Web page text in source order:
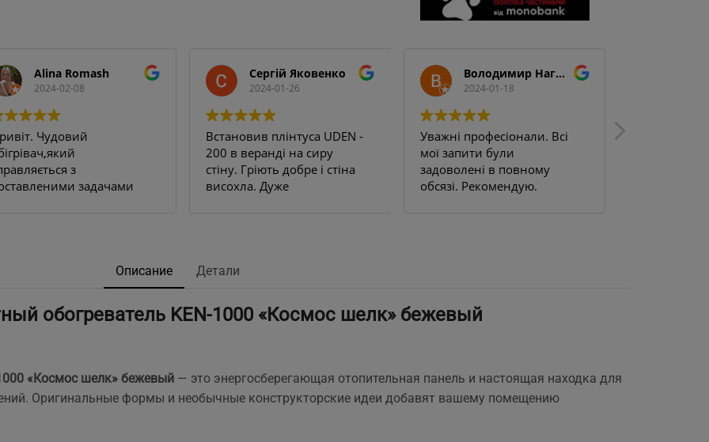
Alina Romash
2024-02-08
Чудовий
з
задачами
пліснява на
,навіть якщо
рідинами
з
по телефону
Сергій Яковенко
2024-01-26
Встановив плінтуса UDEN -
200 в веранді на сиру
стіну. Гріють добре і стіна
висохла. Дуже
Володимир Нагорний
2024-01-18
Уважні професіонали. Всі
мої запити були
задоволені в повному
обсязі. Рекомендую.
Описание Детали
обогреватель KEN-1000 «Космос шелк» бежевый
«Космос шелк» бежевый — это энергосберегающая отопительная панель и настоящая находка для
Оригинальные формы и необычные конструкторские идеи добавят вашему помещению